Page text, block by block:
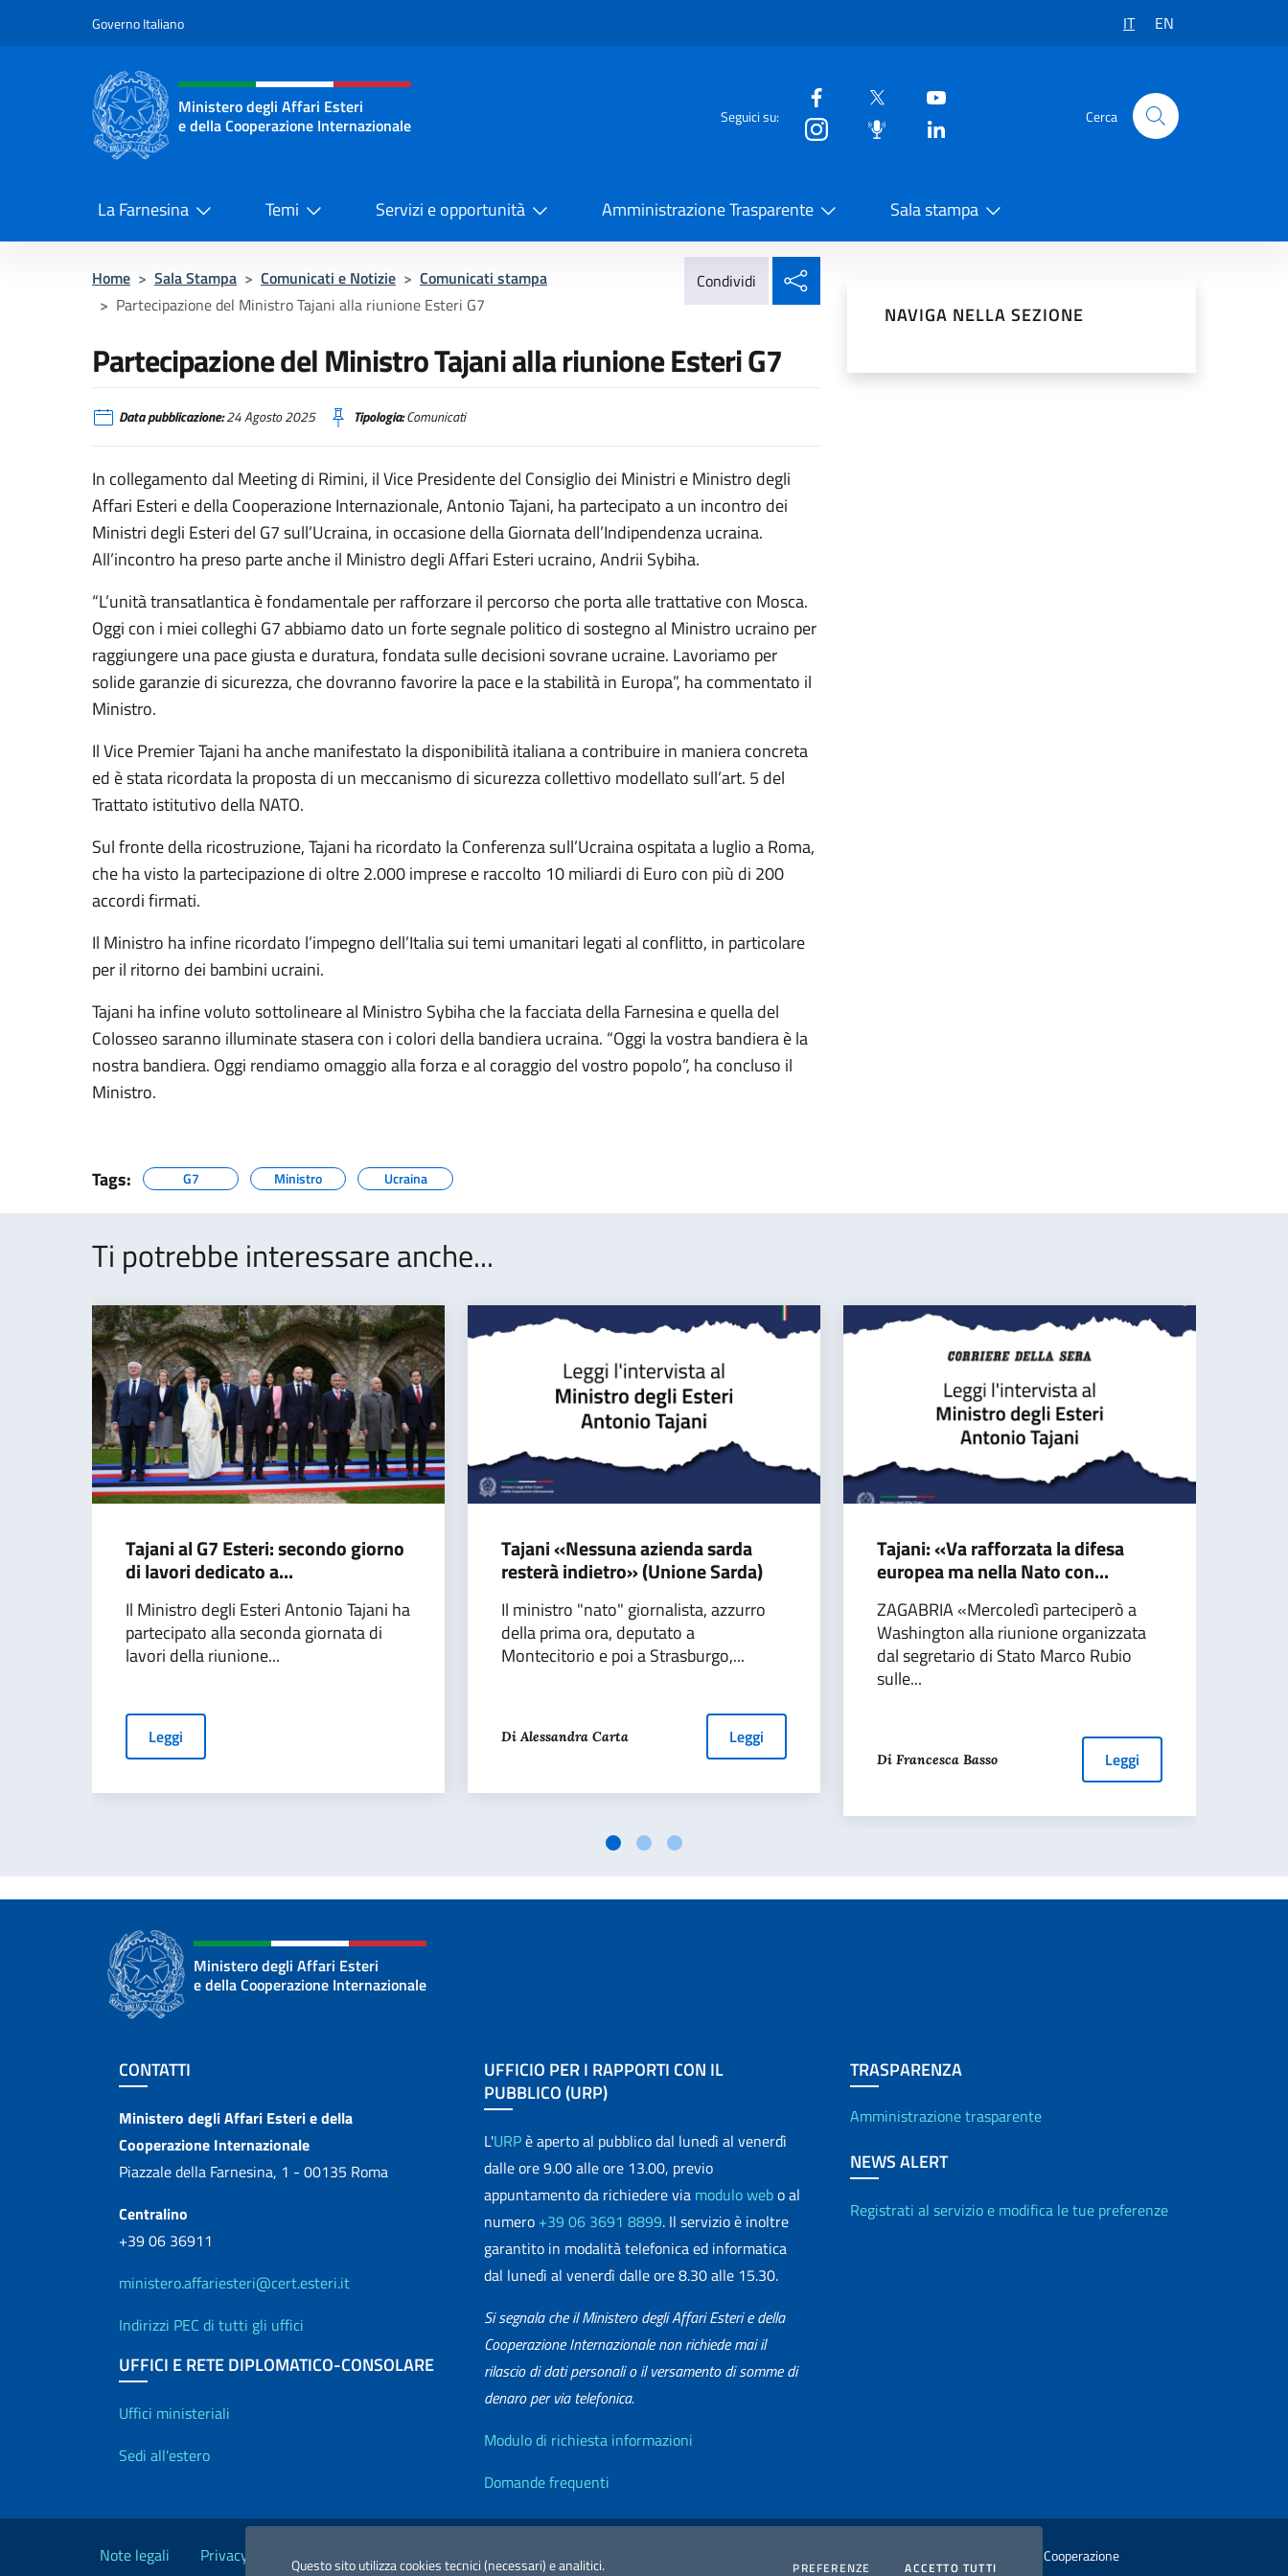
Questo sito utilizza cookies tecnici (necessari) e analitici.
PREFERENZE COOKIESACCETTO TUTTII COOKIES
Governo Italiano IT EN
Intestazione sito, social e menù
Ministero degli Affari Esteri
e della Cooperazione Internazionale
Seguici su: Cerca
La Farnesina Temi Servizi e opportunità Amministrazione Trasparente Sala stampa
Home > Sala Stampa > Comunicati e Notizie > Comunicati stampa
> Partecipazione del Ministro Tajani alla riunione Esteri G7
Condividi
Partecipazione del Ministro Tajani alla riunione Esteri G7
Data pubblicazione:24 Agosto 2025 Tipologia:Comunicati
In collegamento dal Meeting di Rimini, il Vice Presidente del Consiglio dei Ministri e Ministro degli
Affari Esteri e della Cooperazione Internazionale, Antonio Tajani, ha partecipato a un incontro dei
Ministri degli Esteri del G7 sull’Ucraina, in occasione della Giornata dell’Indipendenza ucraina.
All’incontro ha preso parte anche il Ministro degli Affari Esteri ucraino, Andrii Sybiha.
“L’unità transatlantica è fondamentale per rafforzare il percorso che porta alle trattative con Mosca.
Oggi con i miei colleghi G7 abbiamo dato un forte segnale politico di sostegno al Ministro ucraino per
raggiungere una pace giusta e duratura, fondata sulle decisioni sovrane ucraine. Lavoriamo per
solide garanzie di sicurezza, che dovranno favorire la pace e la stabilità in Europa”, ha commentato il
Ministro.
Il Vice Premier Tajani ha anche manifestato la disponibilità italiana a contribuire in maniera concreta
ed è stata ricordata la proposta di un meccanismo di sicurezza collettivo modellato sull’art. 5 del
Trattato istitutivo della NATO.
Sul fronte della ricostruzione, Tajani ha ricordato la Conferenza sull’Ucraina ospitata a luglio a Roma,
che ha visto la partecipazione di oltre 2.000 imprese e raccolto 10 miliardi di Euro con più di 200
accordi firmati.
Il Ministro ha infine ricordato l’impegno dell’Italia sui temi umanitari legati al conflitto, in particolare
per il ritorno dei bambini ucraini.
Tajani ha infine voluto sottolineare al Ministro Sybiha che la facciata della Farnesina e quella del
Colosseo saranno illuminate stasera con i colori della bandiera ucraina. “Oggi la vostra bandiera è la
nostra bandiera. Oggi rendiamo omaggio alla forza e al coraggio del vostro popolo”, ha concluso il
Ministro.
Tags: G7 Ministro Ucraina
NAVIGA NELLA SEZIONE
Ti potrebbe interessare anche...
Tajani al G7 Esteri: secondo giorno
di lavori dedicato a...
Il Ministro degli Esteri Antonio Tajani ha
partecipato alla seconda giornata di
lavori della riunione...
Leggi
Tajani «Nessuna azienda sarda
resterà indietro» (Unione Sarda)
Il ministro "nato" giornalista, azzurro
della prima ora, deputato a
Montecitorio e poi a Strasburgo,...
Di Alessandra Carta Leggi
Tajani: «Va rafforzata la difesa
europea ma nella Nato con...
ZAGABRIA «Mercoledì parteciperò a
Washington alla riunione organizzata
dal segretario di Stato Marco Rubio
sulle...
Di Francesca Basso Leggi
Ministero degli Affari Esteri
e della Cooperazione Internazionale
Sezione footer
CONTATTI
Contatti
Ministero degli Affari Esteri e della
Cooperazione Internazionale
Piazzale della Farnesina, 1 - 00135 Roma
Centralino
+39 06 36911
ministero.affariesteri@cert.esteri.it
Indirizzi PEC di tutti gli uffici
UFFICI E RETE DIPLOMATICO-CONSOLARE
Uffici e Rete diplomatica
Uffici ministeriali
Sedi all'estero
UFFICIO PER I RAPPORTI CON IL
PUBBLICO (URP)
L'URPè aperto al pubblico dal lunedì al venerdì
dalle ore 9.00 alle ore 13.00, previo
appuntamento da richiedere via modulo webo al
numero +39 06 3691 8899. Il servizio è inoltre
garantito in modalità telefonica ed informatica
dal lunedì al venerdì dalle ore 8.30 alle 15.30.
Si segnala che il Ministero degli Affari Esteri e della
Cooperazione Internazionale non richiede mai il
rilascio di dati personali o il versamento di somme di
denaro per via telefonica.
Info utili
Modulo di richiesta informazioni
Domande frequenti
TRASPARENZA
Amministrazione trasparente
NEWS ALERT
Registrati al servizio e modifica le tue preferenze
Link Utili
Note legali Privacy e cookie policy Dichiarazione Accessibilità Redazione Esteri
2026 Copyright Ministero degli Affari Esteri e della Cooperazione